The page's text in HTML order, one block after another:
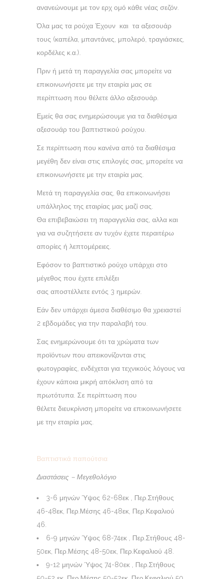
ανανεώνουμε με τον ερχ ομό κάθε νέας σεζόν.
Όλα μας τα ρούχα Έχουν και τα αξεσουάρ
τους (καπέλα, μπαντάνες, μπολερό, τραγιάσκες,
κορδέλες κ.α.).
Πριν ή μετά τη παραγγελία σας μπορείτε να
επικοινωνήσετε με την εταιρία μας σε
περίπτωση που θέλετε άλλο αξεσουάρ.
Εμείς θα σας ενημερώσουμε για τα διαθέσιμα
αξεσουάρ του βαπτιστικού ρούχου.
Σε περίπτωση που κανένα από τα διαθέσιμα
μεγέθη δεν είναι στις επιλογές σας, μπορείτε να
επικοινωνήσετε με την εταιρία μας.
Μετά τη παραγγελία σας, θα επικοινωνήσει
υπάλληλος της εταιρίας μας μαζί σας.
Θα επιβεβαιώσει τη παραγγελία σας, αλλα και
για να συζητήσετε αν τυχόν έχετε περαιτέρω
απορίες ή λεπτομέρειες.
Εφόσον το βαπτιστικό ρούχο υπάρχει στο
μέγεθος που έχετε επιλέξει
σας αποστέλλετε εντός 3 ημερών.
Εάν δεν υπάρχει άμεσα διαθέσιμο θα χρειαστεί
2 εβδομάδες για την παραλαβή του.
Σας ενημερώνουμε ότι τα χρώματα των
προϊόντων που απεικονίζονται στις
φωτογραφίες, ενδέχεται για τεχνικούς λόγους να
έχουν κάποια μικρή απόκλιση από τα
πρωτότυπα. Σε περίπτωση που
θέλετε διευκρίνιση μπορείτε να επικοινωνήσετε
με την εταιρία μας.
Βαπτιστικά παπούτσια
Διαστάσεις – Μεγεθολόγιο
3-6 μηνών Ύψος 62-68εκ , Περ.Στήθους
46-48εκ, Περ.Μέσης 46-48εκ, Περ.Κεφαλιού
46.
6-9 μηνών Ύψος 68-74εκ , Περ.Στήθους 48-
50εκ, Περ.Μέσης 48-50εκ, Περ.Κεφαλιού 48.
9-12 μηνών Ύψος 74-80εκ , Περ.Στήθους